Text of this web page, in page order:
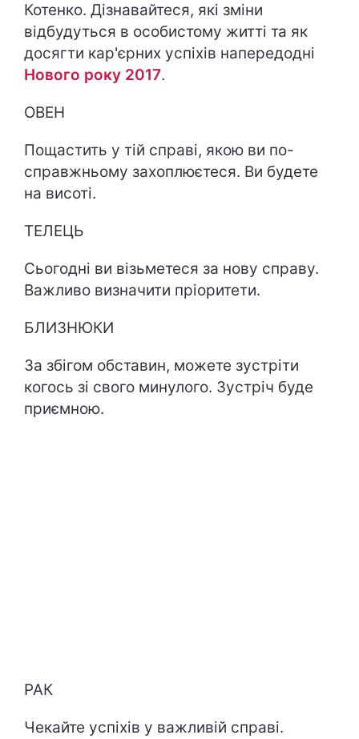
Котенко. Дізнавайтеся, які зміни
відбудуться в особистому житті та як
досягти кар'єрних успіхів напередодні
Нового року 2017.
ОВЕН
Пощастить у тій справі, якою ви по-
справжньому захоплюєтеся. Ви будете
на висоті.
ТЕЛЕЦЬ
Сьогодні ви візьметеся за нову справу.
Важливо визначити пріоритети.
БЛИЗНЮКИ
За збігом обставин, можете зустріти
когось зі свого минулого. 3устріч буде
приємною.
РАК
Чекайте успіхів у важливій справі.